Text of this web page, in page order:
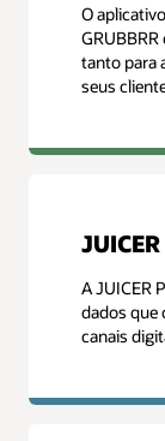
O
tanto para
seus
JUICER
A JUICER
dados que
canais